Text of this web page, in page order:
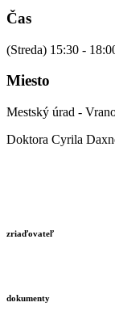
Čas
(Streda) 15:30 -
Miesto
Mestský úrad -
Doktora Cyrila
zriaďovateľ
dokumenty